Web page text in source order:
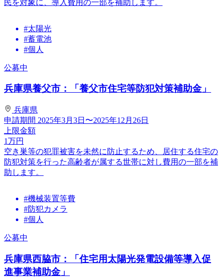
民を対象に、導入費用の一部を補助します。
#太陽光
#蓄電池
#個人
公募中
兵庫県養父市：「養父市住宅等防犯対策補助金」
兵庫県
申請期間 2025年3月3日〜2025年12月26日
上限金額
1万円
空き巣等の犯罪被害を未然に防止するため、居住する住宅の
防犯対策を行った高齢者が属する世帯に対し費用の一部を補
助します。
#機械装置等費
#防犯カメラ
#個人
公募中
兵庫県西脇市：「住宅用太陽光発電設備等導入促
進事業補助金」